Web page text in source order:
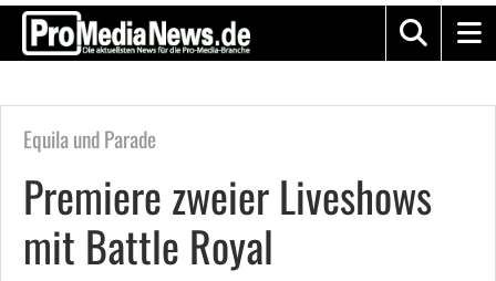
Equila und Parade
Premiere zweier Liveshows
mit Battle Royal